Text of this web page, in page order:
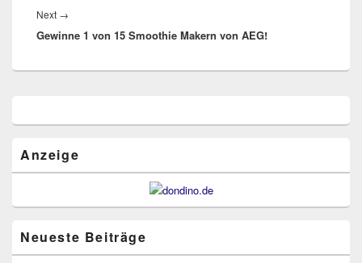
Next →
post:
Gewinne 1 von 15 Smoothie Makern von AEG!
Widget-
Anzeige
Neueste Beiträge